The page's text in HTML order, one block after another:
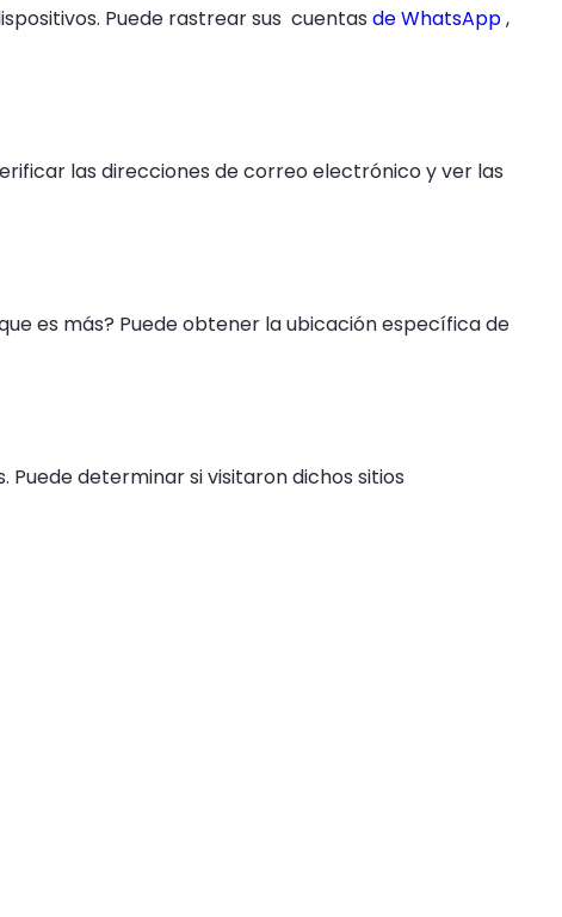
Puede rastrear sus cuentas de WhatsApp,
las direcciones de correo electrónico y ver las
es más? Puede obtener la ubicación específica de
Puede determinar si visitaron dichos sitios